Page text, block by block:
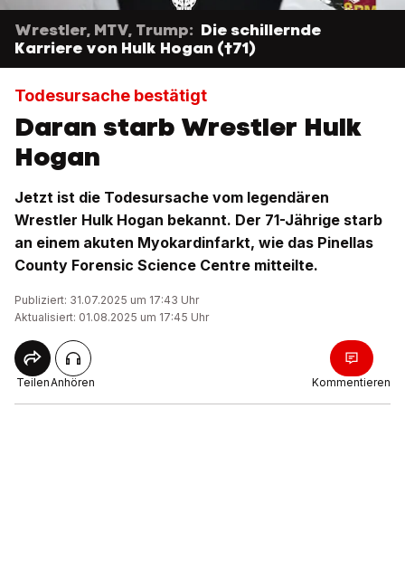
Wrestler, MTV, Trump: Die schillernde
Karriere von Hulk Hogan (†71)
Todesursache bestätigt
Daran starb Wrestler Hulk
Hogan
Jetzt ist die Todesursache vom legendären
Wrestler Hulk Hogan bekannt. Der 71-Jährige starb
an einem akuten Myokardinfarkt, wie das Pinellas
County Forensic Science Centre mitteilte.
Publiziert: 31.07.2025 um 17:43 Uhr
Aktualisiert: 01.08.2025 um 17:45 Uhr
TeilenAnhören Kommentieren